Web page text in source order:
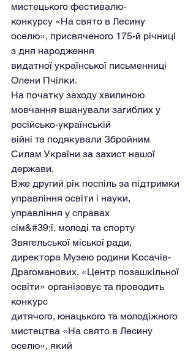
мистецького фестивалю-
конкурсу «На свято в Лесину
оселю», присвяченого 175-й річниці
з дня народження
видатної української письменниці
Олени Пчілки.
На початку заходу хвилиною
мовчання вшанували загиблих у
російсько-українській
війні та подякували Збройним
Силам України за захист нашої
держави.
Вже другий рік поспіль за підтримки
управління освіти і науки,
управління у справах
сім&#39;ї, молоді та спорту
Звягельської міської ради,
директора Музею родини Косачів-
Драгоманових, «Центр позашкільної
освіти» організовує та проводить
конкурс
дитячого, юнацького та молодіжного
мистецтва «На свято в Лесину
оселю», який